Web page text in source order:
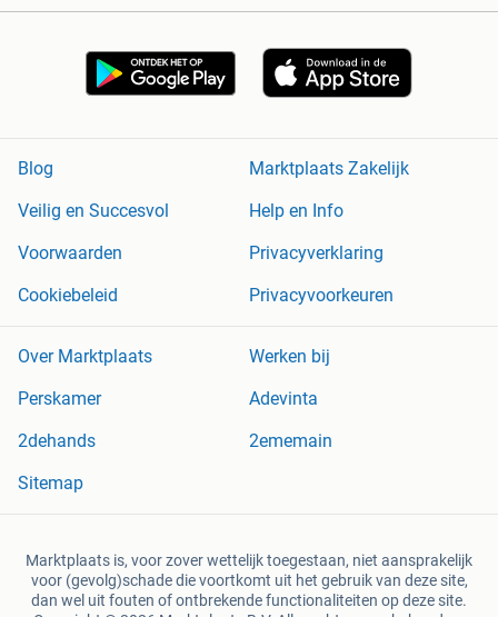
Blog
Marktplaats Zakelijk
Veilig en Succesvol
Help en Info
Voorwaarden
Privacyverklaring
Cookiebeleid
Privacyvoorkeuren
Over Marktplaats
Werken bij
Perskamer
Adevinta
2dehands
2ememain
Sitemap
Marktplaats is, voor zover wettelijk toegestaan, niet aansprakelijk
voor (gevolg)schade die voortkomt uit het gebruik van deze site,
dan wel uit fouten of ontbrekende functionaliteiten op deze site.